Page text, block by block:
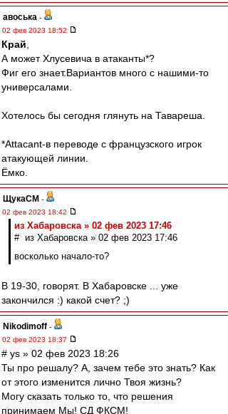
авоська -
02 фев 2023 18:52
Край
А может Хлусевича в атаканты*?
Фиг его знает.Вариантов много с нашими-то
универсалами.
Хотелось бы сегодня глянуть на Тавареша.
*Attacant-в переводе с французского игрок
атакующей линии.
Ёмко.
ЩукаСМ -
02 фев 2023 18:42
из Хабаровска » 02 фев 2023 17:46
# из Хабаровска » 02 фев 2023 17:46
восколько начало-то?
В 19-30, говорят. В Хабаровске ... уже
закончился :) какой счет? ;)
Nikodimoff -
02 фев 2023 18:37
# ys » 02 фев 2023 18:26
Ты про решалу? А, зачем тебе это знать? Как
от этого изменится лично Твоя жизнь?
Могу сказать только то, что решения
принимаем Мы! СД ФКСМ!